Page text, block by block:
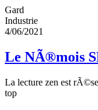
Gard
Industrie
4/06/2021
Le NÃ®mois
La lecture zen est
top